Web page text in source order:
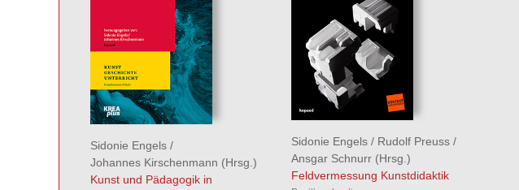
Sidonie Engels/
Johannes Kirschenmann (Hrsg.)
Kunst und Pädagogik in
Sidonie Engels / Rudolf Preuss /
Ansgar Schnurr (Hrsg.)
Feldvermessung Kunstdidaktik